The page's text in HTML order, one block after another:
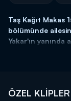
Taş Kağıt Makas
bölümünde
Yakar'ın yanında
Taş Kağıt
ÖZEL KLİPLER